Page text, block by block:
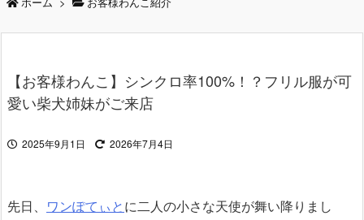
【お客様わんこ】シンクロ率100%！？フリル服が可
愛い柴犬姉妹がご来店
2025年9月1日 2026年7月4日
先日、 ワンぽてぃとに二人の小さな天使が舞い降りまし